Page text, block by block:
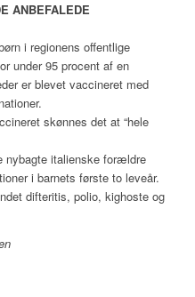
ANBEFALEDE
i regionens offentlige
under 95 procent af en
er blevet vaccineret med
skønnes det at “hele
nybagte italienske forældre
i barnets første to leveår.
difteritis, polio, kighoste og